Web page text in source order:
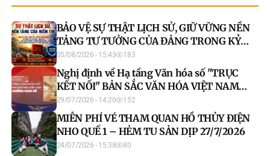
BẢO VỆ SỰ THẬT LỊCH SỬ, GIỮ VỮNG NỀN
TẢNG TƯ TƯỞNG CỦA ĐẢNG TRONG KỶ
NGUYÊN MỚI
05/08/2026 - 15:43 183
Nghị định về Hạ tầng Văn hóa số "TRỤC
KẾT NỐI" BẢN SẮC VĂN HÓA VIỆT NAM
TRÊN MÔI TRƯỜNG SỐ
29/07/2026 - 14:20 152
MIỄN PHÍ VÉ THAM QUAN HỒ THỦY ĐIỆN
NHO QUẾ 1 – HẺM TU SẢN DỊP 27/7/2026
24/07/2026 - 15:38 80